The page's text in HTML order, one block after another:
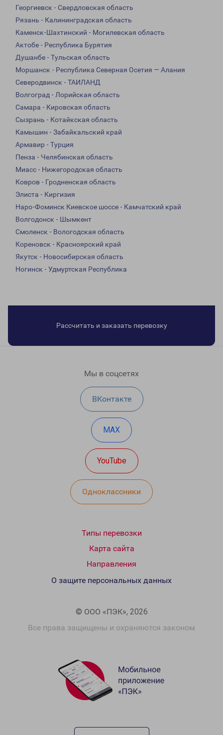
Георгиевск - Свердловская область
Рязань - Калининградская область
Каменск-Шахтинский - Могилевская область
Актобе - Республика Бурятия
Душанбе - Тульская область
Моршанск - Республика Северная Осетия — Алания
Северодвинск - ТАИЛАНД
Волгоград - Лорийская область
Самара - Кировская область
Сызрань - Котайкская область
Камышин - Забайкальский край
Армавир - Турция
Пенза - Челябинская область
Миасс - Нижегородская область
Ковров - Гродненская область
Элиста - Киргизия
Наро-Фоминск Киевское шоссе - Камчатский край
Волгодонск - Шымкент
Смоленск - Вологодская область
Кореновск - Красноярский край
Якутск - Новосибирская область
Ногинск - Удмуртская Республика
Рассчитать и заказать перевозку
Мы в соцсетях
ВКонтакте
MAX
YouTube
Одноклассники
Типы перевозки
Карта сайта
Направления
© ООО «ПЭК», 2026
Все права защищены и охраняются законом
О защите персональных данных